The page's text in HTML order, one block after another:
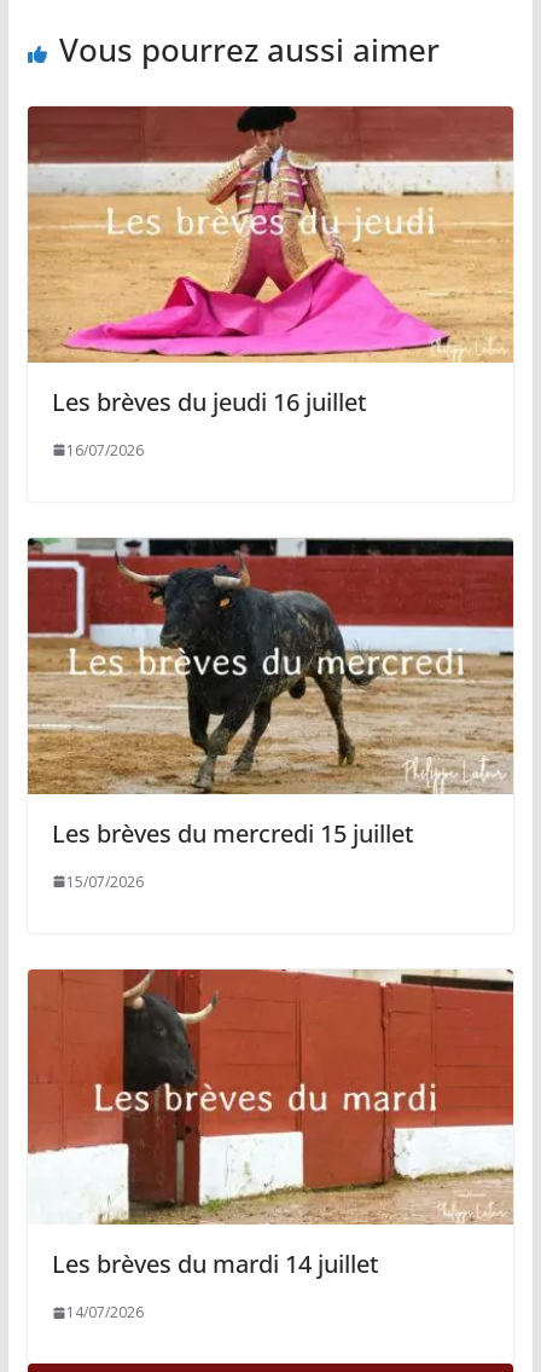
Vous pourrez aussi aimer
Les brèves du jeudi 16 juillet
16/07/2026
Les brèves du mercredi 15 juillet
15/07/2026
Les brèves du mardi 14 juillet
14/07/2026